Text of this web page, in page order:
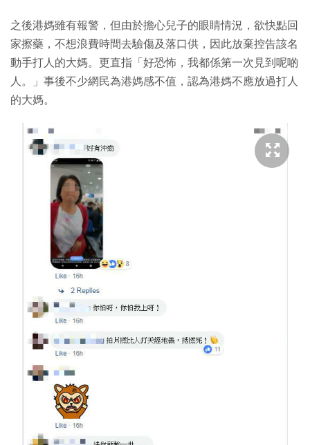
之後港媽雖有報警，但由於擔心兒子的眼睛情況，欲快點回
家擦藥，不想浪費時間去驗傷及落口供，因此放棄控告該名
動手打人的大媽。更直指「好恐怖，我都係第一次見到呢啲
人。」事後不少網民為港媽感不值，認為港媽不應放過打人
的大媽。